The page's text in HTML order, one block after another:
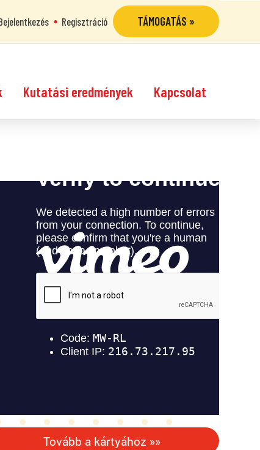
Regisztráció TÁMOGATÁS »
Kutatási eredmények Kapcsolat
Tovább a kártyához »»